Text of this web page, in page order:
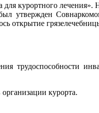
курортного лечения».
утвержден
открытие
трудоспособности
курорта.